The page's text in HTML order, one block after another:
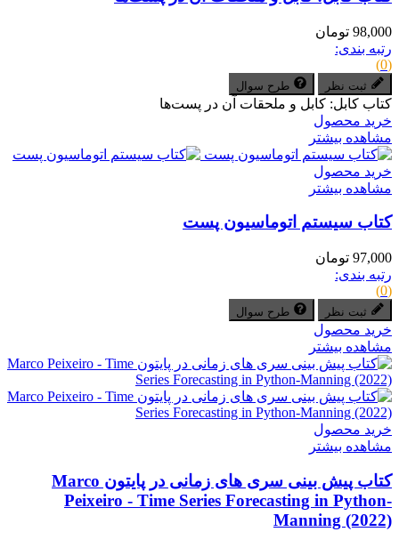
98,000 تومان
رتبه بندی:
(0)
ثبت نظر طرح سوال
کتاب کابل: کابل و ملحقات آن در پست‌ها
خرید محصول
مشاهده بیشتر
خرید محصول
مشاهده بیشتر
کتاب سیستم اتوماسیون پست
97,000 تومان
رتبه بندی:
(0)
ثبت نظر طرح سوال
خرید محصول
مشاهده بیشتر
خرید محصول
مشاهده بیشتر
کتاب پیش بینی سری های زمانی در پایتون Marco
Peixeiro - Time Series Forecasting in Python-
Manning (2022)